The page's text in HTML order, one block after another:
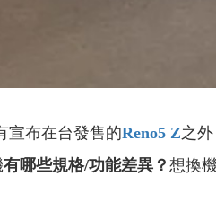
宣布在台發售的Reno5 Z之
有哪些規格/功能差異？ 想換